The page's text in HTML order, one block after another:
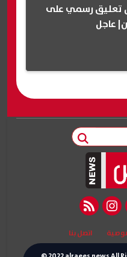
دولار.. أول تعليق رسمي على
عاجل
instagram
rss feed
اتصل بنا